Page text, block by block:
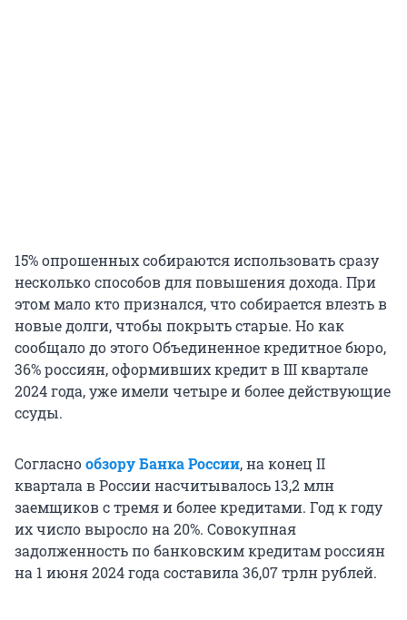
15% опрошенных собираются использовать сразу
несколько способов для повышения дохода. При
этом мало кто признался, что собирается влезть в
новые долги, чтобы покрыть старые. Но как
сообщало до этого Объединенное кредитное бюро,
36% россиян, оформивших кредит в III квартале
2024 года, уже имели четыре и более действующие
ссуды.
СогласнообзоруБанка России, на конец II
квартала в России насчитывалось 13,2 млн
заемщиков с тремя и более кредитами. Год к году
их число выросло на 20%. Совокупная
задолженность по банковским кредитам россиян
на 1 июня 2024 года составила 36,07 трлн рублей.